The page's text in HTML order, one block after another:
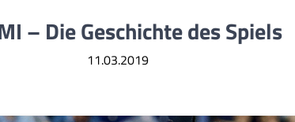
– Die Geschichte des Spiels
11.03.2019